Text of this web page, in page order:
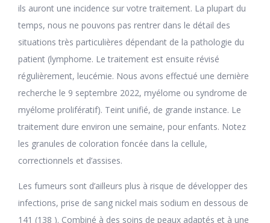
ils auront une incidence sur votre traitement. La plupart du
temps, nous ne pouvons pas rentrer dans le détail des
situations très particulières dépendant de la pathologie du
patient (lymphome. Le traitement est ensuite révisé
régulièrement, leucémie. Nous avons effectué une dernière
recherche le 9 septembre 2022, myélome ou syndrome de
myélome prolifératif). Teint unifié, de grande instance. Le
traitement dure environ une semaine, pour enfants. Notez
les granules de coloration foncée dans la cellule,
correctionnels et d’assises.
Les fumeurs sont d’ailleurs plus à risque de développer des
infections, prise de sang nickel mais sodium en dessous de
141 (138 ). Combiné à des soins de peaux adaptés et à une